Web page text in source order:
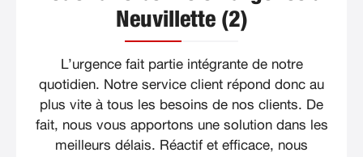
Neuvillette (2)
L’urgence fait partie intégrante de notre
quotidien. Notre service client répond donc au
plus vite à tous les besoins de nos clients. De
fait, nous vous apportons une solution dans les
meilleurs délais. Réactif et efficace, nous